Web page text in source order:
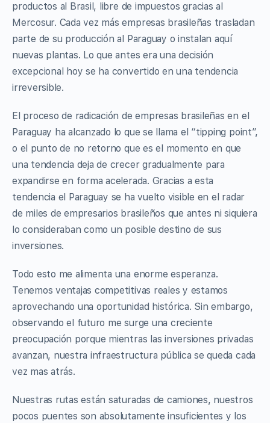
productos al Brasil, libre de impuestos gracias al
Mercosur. Cada vez más empresas brasileñas trasladan
parte de su producción al Paraguay o instalan aquí
nuevas plantas. Lo que antes era una decisión
excepcional hoy se ha convertido en una tendencia
irreversible.
El proceso de radicación de empresas brasileñas en el
Paraguay ha alcanzado lo que se llama el “tipping point”,
o el punto de no retorno que es el momento en que
una tendencia deja de crecer gradualmente para
expandirse en forma acelerada. Gracias a esta
tendencia el Paraguay se ha vuelto visible en el radar
de miles de empresarios brasileños que antes ni siquiera
lo consideraban como un posible destino de sus
inversiones.
Todo esto me alimenta una enorme esperanza.
Tenemos ventajas competitivas reales y estamos
aprovechando una oportunidad histórica. Sin embargo,
observando el futuro me surge una creciente
preocupación porque mientras las inversiones privadas
avanzan, nuestra infraestructura pública se queda cada
vez mas atrás.
Nuestras rutas están saturadas de camiones, nuestros
pocos puentes son absolutamente insuficientes y los